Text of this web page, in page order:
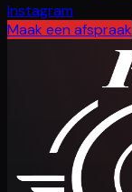
Instagram
Maak een afspraak